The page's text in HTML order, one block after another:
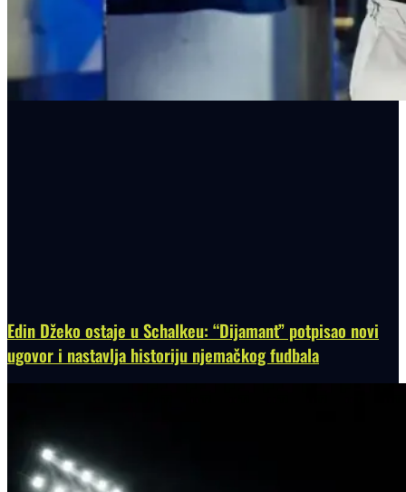
Edin Džeko ostaje u Schalkeu: “Dijamant” potpisao novi
ugovor i nastavlja historiju njemačkog fudbala